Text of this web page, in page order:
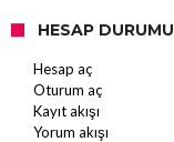
HESAP DURUMU
Hesap aç
Oturum aç
Kayıt akışı
Yorum akışı